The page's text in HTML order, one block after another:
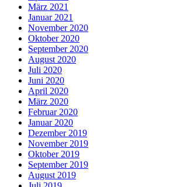
März 2021
Januar 2021
November 2020
Oktober 2020
September 2020
August 2020
Juli 2020
Juni 2020
April 2020
März 2020
Februar 2020
Januar 2020
Dezember 2019
November 2019
Oktober 2019
September 2019
August 2019